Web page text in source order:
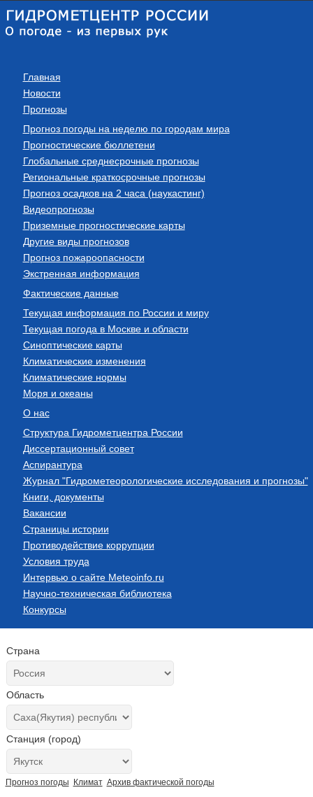
Главная
Новости
Прогнозы
Прогноз погоды на неделю по городам мира
Прогностические бюллетени
Глобальные среднесрочные прогнозы
Региональные краткосрочные прогнозы
Прогноз осадков на 2 часа (наукастинг)
Видеопрогнозы
Приземные прогностические карты
Другие виды прогнозов
Прогноз пожароопасности
Экстренная информация
Фактические данные
Текущая информация по России и миру
Текущая погода в Москве и области
Синоптические карты
Климатические изменения
Климатические нормы
Моря и океаны
О нас
Структура Гидрометцентра России
Диссертационный совет
Аспирантура
Журнал "Гидрометеорологические исследования и прогнозы"
Книги, документы
Вакансии
Страницы истории
Противодействие коррупции
Условия труда
Интервью о сайте Meteoinfo.ru
Научно-техническая библиотека
Конкурсы
Страна
Область
Станция (город)
Прогноз погоды Климат Архив фактической погоды